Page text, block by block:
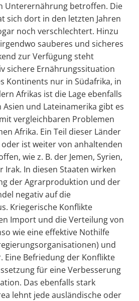
Unterernährung betroffen. Die
sich dort in den letzten Jahren
noch verschlechtert. Hinzu
sauberes und sicheres
zur Verfügung steht
sichere Ernährungssituation
Kontinents nur in Südafrika, in
Afrikas ist die Lage ebenfalls
Asien und Lateinamerika gibt es
vergleichbaren Problemen
Afrika. Ein Teil dieser Länder
ist weiter von anhaltenden
wie z. B. der Jemen, Syrien,
Irak. In diesen Staaten wirken
der Agrarproduktion und der
negativ auf die
Kriegerische Konflikte
Import und die Verteilung von
wie eine effektive Nothilfe
und
Eine Befriedung der Konflikte
für eine Verbesserung
Das ebenfalls stark
lehnt jede ausländische oder